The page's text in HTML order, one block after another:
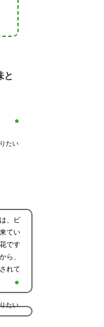
と
たい
、ビ
てい
です
ら、
れて
たい